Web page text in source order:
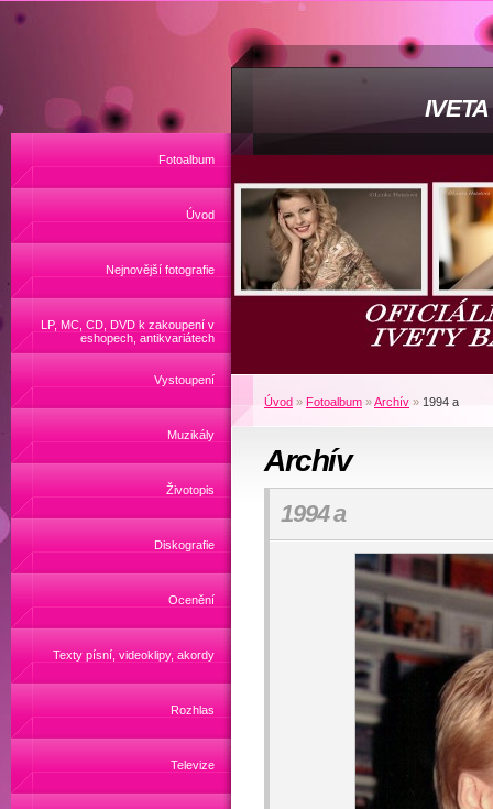
Fotoalbum
Úvod
Nejnovější fotografie
LP, MC, CD, DVD k zakoupení v
eshopech, antikvariátech
Vystoupení
Muzikály
Životopis
Diskografie
Ocenění
Texty písní, videoklipy, akordy
Rozhlas
Televize
Úvod » Fotoalbum »Archív » 1994 a
Archív
1994 a